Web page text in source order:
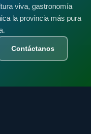
viva, gastronomía
la provincia más pura
Contáctanos